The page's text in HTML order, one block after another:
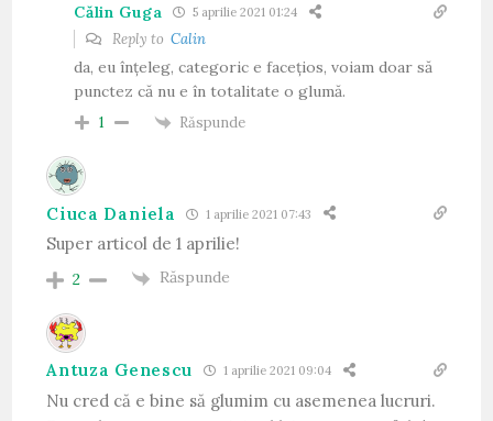
Călin Guga 5 aprilie 2021 01:24
Reply toCalin
da, eu înțeleg, categoric e facețios, voiam doar să
punctez că nu e în totalitate o glumă.
1 Răspunde
Ciuca Daniela 1 aprilie 2021 07:43
Super articol de 1 aprilie!
2 Răspunde
Antuza Genescu 1 aprilie 2021 09:04
Nu cred că e bine să glumim cu asemenea lucruri.